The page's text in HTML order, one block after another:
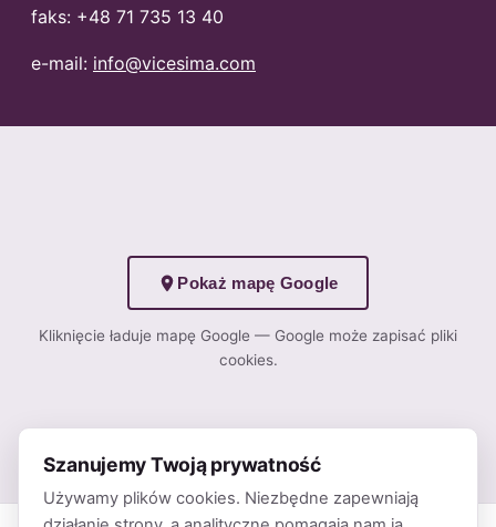
faks: +48 71 735 13 40
e-mail: info@vicesima.com
Pokaż mapę Google
Kliknięcie ładuje mapę Google — Google może zapisać pliki
cookies.
Szanujemy Twoją prywatność
Używamy plików cookies. Niezbędne zapewniają